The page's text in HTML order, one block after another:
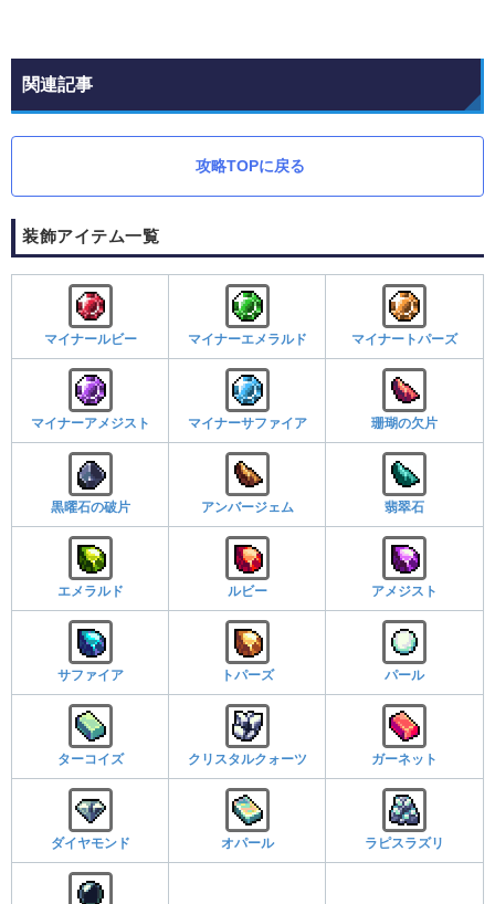
関連記事
攻略TOPに戻る
装飾アイテム一覧
マイナールビー マイナーエメラルド マイナートパーズ
マイナーアメジスト マイナーサファイア 珊瑚の欠片
黒曜石の破片 アンバージェム 翡翠石
エメラルド ルビー アメジスト
サファイア トパーズ パール
ターコイズ クリスタルクォーツ ガーネット
ダイヤモンド オパール ラピスラズリ